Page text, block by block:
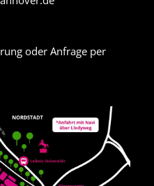
oder Anfrage per